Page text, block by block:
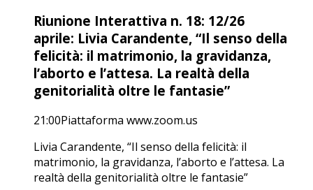
Riunione Interattiva n. 18: 12/26
aprile: Livia Carandente, “Il senso della
felicità: il matrimonio, la gravidanza,
l’aborto e l’attesa. La realtà della
genitorialità oltre le fantasie”
21:00Piattaforma www.zoom.us
Livia Carandente, “Il senso della felicità: il
matrimonio, la gravidanza, l’aborto e l’attesa. La
realtà della genitorialità oltre le fantasie”